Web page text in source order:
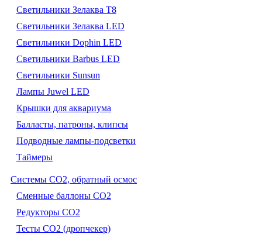
Светильники Зелаква Т8
Светильники Зелаква LED
Светильники Dophin LED
Светильники Barbus LED
Светильники Sunsun
Лампы Juwel LED
Крышки для аквариума
Балласты, патроны, клипсы
Подводные лампы-подсветки
Таймеры
Системы CO2, обратный осмос
Сменные баллоны СО2
Редукторы СО2
Тесты CO2 (дропчекер)